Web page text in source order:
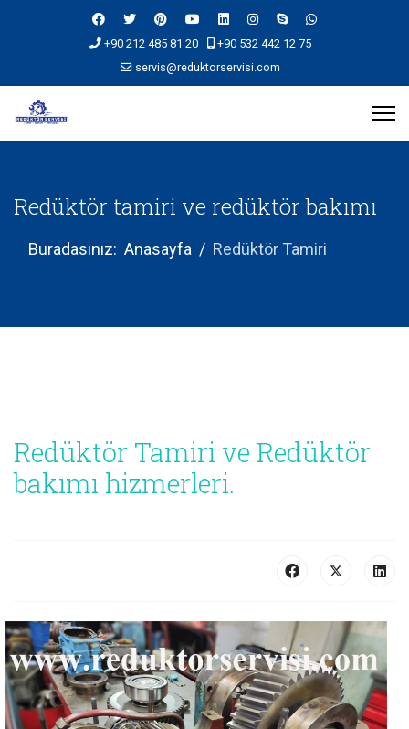
+90 212 485 81 20
+90 532 442 12 75
servis@reduktorservisi.com
Redüktör tamiri ve redüktör bakımı
Buradasınız: Anasayfa Redüktör Tamiri
Redüktör Tamiri ve Redüktör
bakımı hizmerleri.